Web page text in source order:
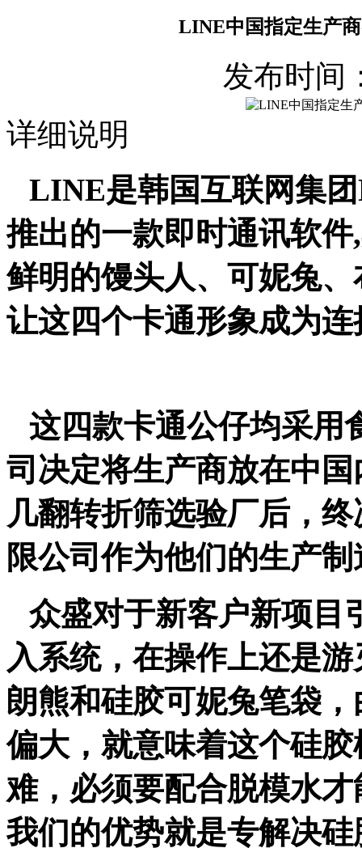
LINE中国指定生产
发布时间
详细说明
LINE是韩国互联网集
推出的一款即时通讯软
鲜明的馒头人、可妮兔
让这四个卡通形象成为
这四款卡通公仔均采用
司决定将生产商放在中
几翻转折筛选验厂后，
限公司作为他们的生产
众盛对于新客户新项目
入系统，在操作上还是
朗熊和硅胶可妮兔笔袋
偏大，就意味着这个硅
难，必须要配合脱模水
我们的优势就是专解决